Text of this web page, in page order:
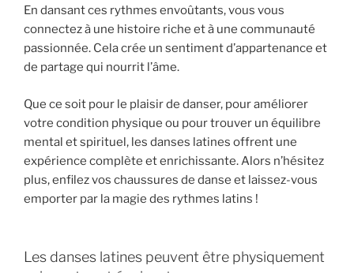
En dansant ces rythmes envoûtants, vous vous
connectez à une histoire riche et à une communauté
passionnée. Cela crée un sentiment d’appartenance et
de partage qui nourrit l’âme.
Que ce soit pour le plaisir de danser, pour améliorer
votre condition physique ou pour trouver un équilibre
mental et spirituel, les danses latines offrent une
expérience complète et enrichissante. Alors n’hésitez
plus, enfilez vos chaussures de danse et laissez-vous
emporter par la magie des rythmes latins !
Les danses latines peuvent être physiquement